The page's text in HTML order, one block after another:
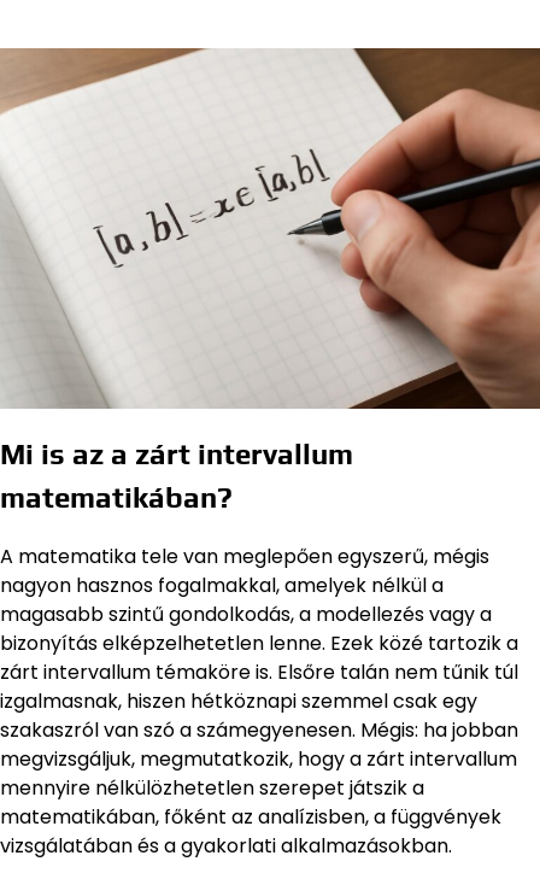
Mi is az a zárt intervallum
matematikában?
A matematika tele van meglepően egyszerű, mégis
nagyon hasznos fogalmakkal, amelyek nélkül a
magasabb szintű gondolkodás, a modellezés vagy a
bizonyítás elképzelhetetlen lenne. Ezek közé tartozik a
zárt intervallum témaköre is. Elsőre talán nem tűnik túl
izgalmasnak, hiszen hétköznapi szemmel csak egy
szakaszról van szó a számegyenesen. Mégis: ha jobban
megvizsgáljuk, megmutatkozik, hogy a zárt intervallum
mennyire nélkülözhetetlen szerepet játszik a
matematikában, főként az analízisben, a függvények
vizsgálatában és a gyakorlati alkalmazásokban.